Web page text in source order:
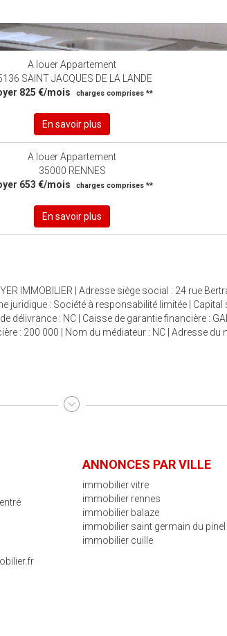
A louer Appartement
SAINT JACQUES DE LA LANDE
825 €/mois
charges comprises **
En savoir plus
A louer Appartement
35000 RENNES
653 €/mois
charges comprises **
En savoir plus
IMMOBILIER | Adresse siège social : 24 rue
: Société à responsabilité limitée | Capital
délivrance : NC | Caisse de garantie financière :
: 200 000 | Nom du médiateur : NC | Adresse du
ANNONCES PAR VILLE
immobilier vitre
immobilier rennes
immobilier balaze
immobilier saint germain du pinel
immobilier cuille